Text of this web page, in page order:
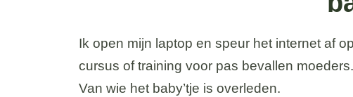
Ik open mijn laptop en speur het internet af
cursus of training voor pas bevallen
Van wie het baby’tje is overleden.